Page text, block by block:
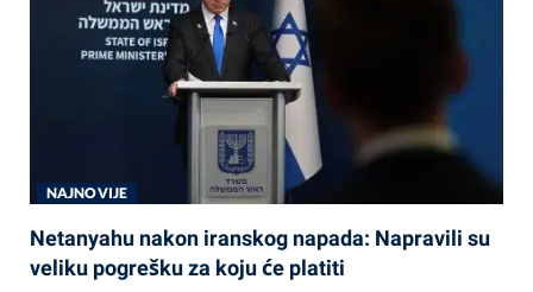
NAJNOVIJE
Netanyahu nakon iranskog napada: Napravili su
veliku pogrešku za koju će platiti